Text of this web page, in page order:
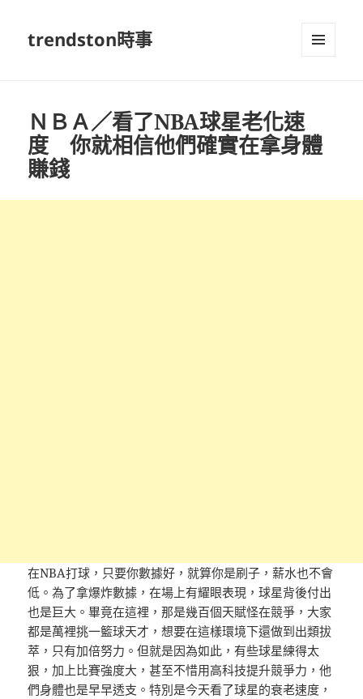
trendston時事
ＮＢＡ／看了NBA球星老化速
度 你就相信他們確實在拿身體
賺錢
在NBA打球，只要你數據好，就算你是刷子，薪水也不會
低。為了拿爆炸數據，在場上有耀眼表現，球星背後付出
也是巨大。畢竟在這裡，那是幾百個天賦怪在競爭，大家
都是萬裡挑一籃球天才，想要在這樣環境下還做到出類拔
萃，只有加倍努力。但就是因為如此，有些球星練得太
狠，加上比賽強度大，甚至不惜用高科技提升競爭力，他
們身體也是早早透支。特別是今天看了球星的衰老速度，